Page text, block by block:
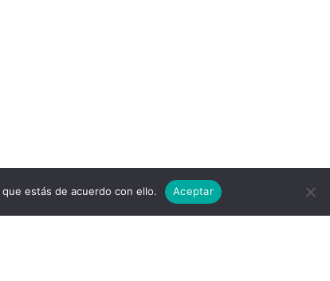
estás de acuerdo con ello. Aceptar